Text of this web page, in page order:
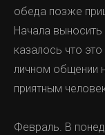
обеда позже
Начала
казалось что
личном общении
приятным
Февраль. В